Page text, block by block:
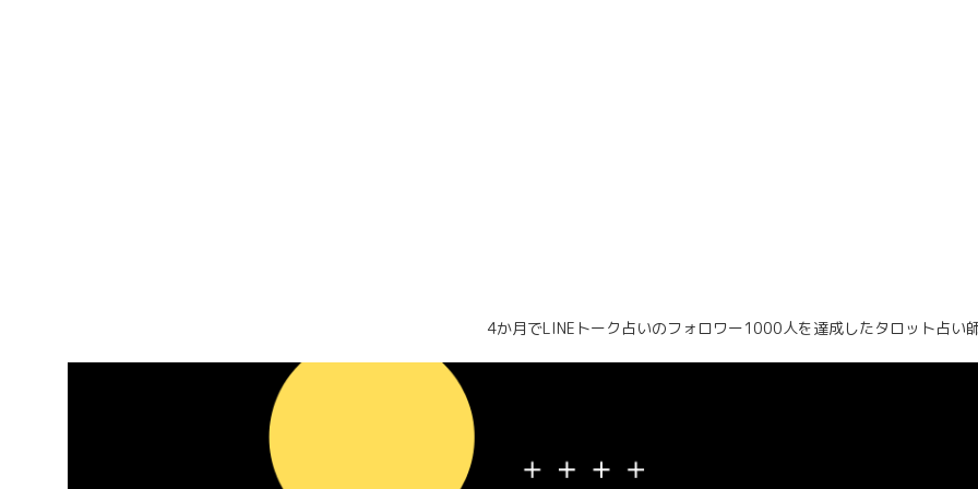
4か月でLINEトーク占いのフォロワー1000人を達成したタロット占い